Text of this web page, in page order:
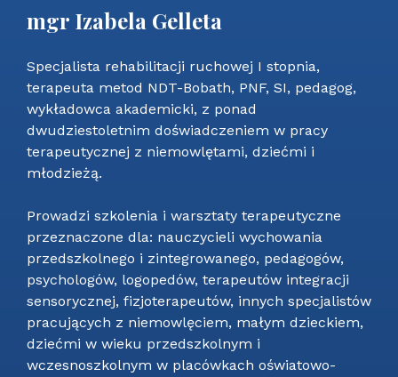
mgr Izabela Gelleta
Specjalista rehabilitacji ruchowej I stopnia,
terapeuta metod NDT-Bobath, PNF, SI, pedagog,
wykładowca akademicki, z ponad
dwudziestoletnim doświadczeniem w pracy
terapeutycznej z niemowlętami, dziećmi i
młodzieżą.
Prowadzi szkolenia i warsztaty terapeutyczne
przeznaczone dla: nauczycieli wychowania
przedszkolnego i zintegrowanego, pedagogów,
psychologów, logopedów, terapeutów integracji
sensorycznej, fizjoterapeutów, innych specjalistów
pracujących z niemowlęciem, małym dzieckiem,
dziećmi w wieku przedszkolnym i
wczesnoszkolnym w placówkach oświatowo-